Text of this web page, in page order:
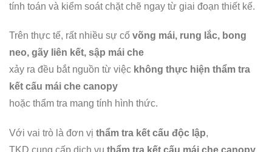
tính toán và kiểm soát chặt chẽ ngay từ giai đoạn thiết kế.
Trên thực tế, rất nhiều sự cố võng mái, rung lắc, bong
neo, gãy liên kết, sập mái che
xảy ra đều bắt nguồn từ việc không thực hiện thẩm tra
kết cấu mái che canopy
hoặc thẩm tra mang tính hình thức.
Với vai trò là đơn vị thẩm tra kết cấu độc lập,